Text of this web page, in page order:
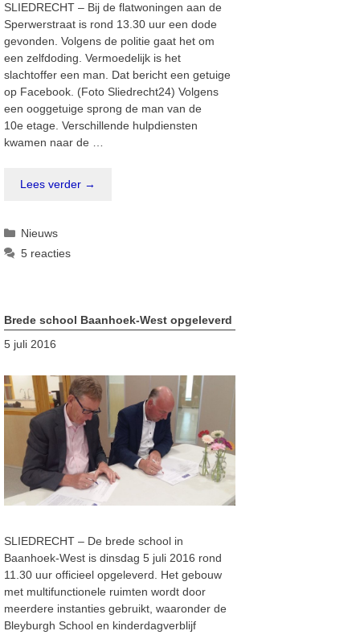
SLIEDRECHT – Bij de flatwoningen aan de
Sperwerstraat is rond 13.30 uur een dode
gevonden. Volgens de politie gaat het om
een zelfdoding. Vermoedelijk is het
slachtoffer een man. Dat bericht een getuige
op Facebook. (Foto Sliedrecht24) Volgens
een ooggetuige sprong de man van de
10e etage. Verschillende hulpdiensten
kwamen naar de …
Lees verder →
Categorieën
Nieuws
5 reacties
Brede school Baanhoek-West opgeleverd
5 juli 2016
SLIEDRECHT – De brede school in
Baanhoek-West is dinsdag 5 juli 2016 rond
11.30 uur officieel opgeleverd. Het gebouw
met multifunctionele ruimten wordt door
meerdere instanties gebruikt, waaronder de
Bleyburgh School en kinderdagverblijf